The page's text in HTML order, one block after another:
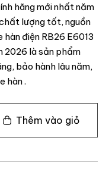
hãng mới nhất năm
lượng tốt, nguồn
điện RB26 E6013
2026 là sản phẩm
bảo hành lâu năm,
hàn .
Thêm vào giỏ